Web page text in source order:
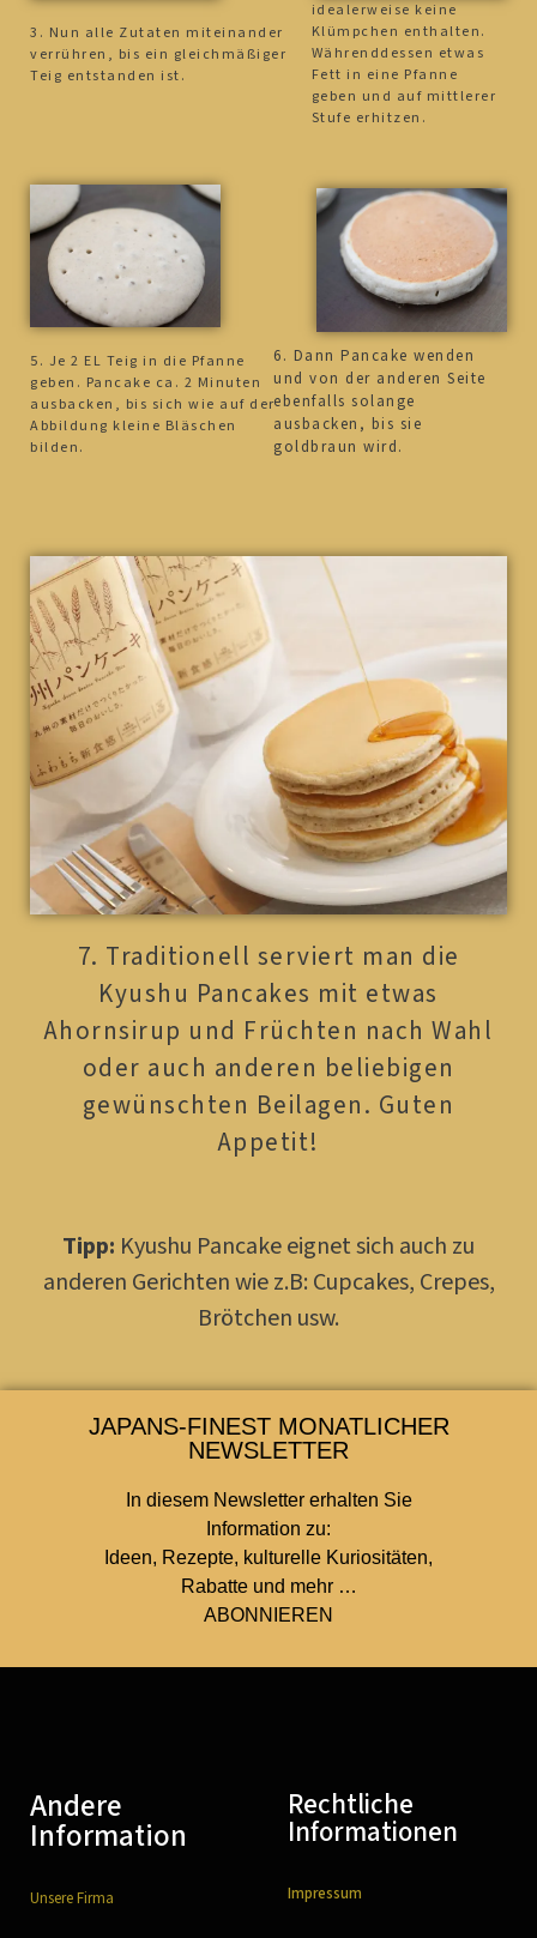
3. Nun alle Zutaten miteinander
verrühren, bis ein gleichmäßiger
Teig entstanden ist.
idealerweise keine
Klümpchen enthalten.
Währenddessen etwas
Fett in eine Pfanne
geben und auf mittlerer
Stufe erhitzen.
5. Je 2 EL Teig in die Pfanne
geben. Pancake ca. 2 Minuten
ausbacken, bis sich wie auf der
Abbildung kleine Bläschen
bilden.
6. Dann Pancake wenden
und von der anderen Seite
ebenfalls solange
ausbacken, bis sie
goldbraun wird.
7. Traditionell serviert man die
Kyushu Pancakes mit etwas
Ahornsirup und Früchten nach Wahl
oder auch anderen beliebigen
gewünschten Beilagen. Guten
Appetit!
Tipp: Kyushu Pancake eignet sich auch zu
anderen Gerichten wie z.B: Cupcakes, Crepes,
Brötchen usw.
JAPANS-FINEST MONATLICHER
NEWSLETTER
In diesem Newsletter erhalten Sie
Information zu:
Ideen, Rezepte, kulturelle Kuriositäten,
Rabatte und mehr …
ABONNIEREN
Andere
Information
Unsere Firma
Rechtliche
Informationen
Impressum